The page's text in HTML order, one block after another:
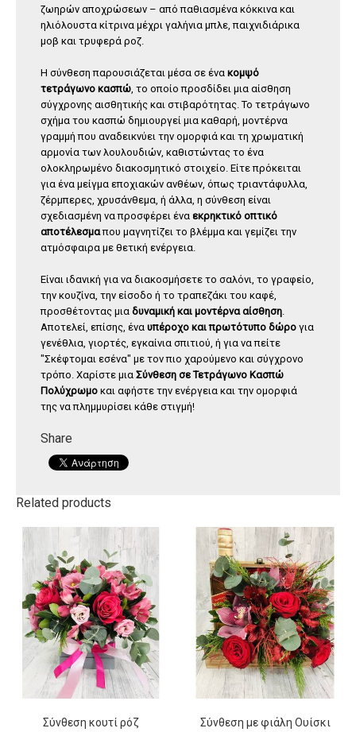
ζωηρών αποχρώσεων – από παθιασμένα κόκκινα και
ηλιόλουστα κίτρινα μέχρι γαλήνια μπλε, παιχνιδιάρικα
μοβ και τρυφερά ροζ.
Η σύνθεση παρουσιάζεται μέσα σε ένα κομψό
τετράγωνο κασπώ, το οποίο προσδίδει μια αίσθηση
σύγχρονης αισθητικής και στιβαρότητας. Το τετράγωνο
σχήμα του κασπώ δημιουργεί μια καθαρή, μοντέρνα
γραμμή που αναδεικνύει την ομορφιά και τη χρωματική
αρμονία των λουλουδιών, καθιστώντας το ένα
ολοκληρωμένο διακοσμητικό στοιχείο. Είτε πρόκειται
για ένα μείγμα εποχιακών ανθέων, όπως τριαντάφυλλα,
ζέρμπερες, χρυσάνθεμα, ή άλλα, η σύνθεση είναι
σχεδιασμένη να προσφέρει ένα εκρηκτικό οπτικό
αποτέλεσμαπου μαγνητίζει το βλέμμα και γεμίζει την
ατμόσφαιρα με θετική ενέργεια.
Είναι ιδανική για να διακοσμήσετε το σαλόνι, το γραφείο,
την κουζίνα, την είσοδο ή το τραπεζάκι του καφέ,
προσθέτοντας μια δυναμική και μοντέρνα αίσθηση.
Αποτελεί, επίσης, ένα υπέροχο και πρωτότυπο δώρο για
γενέθλια, γιορτές, εγκαίνια σπιτιού, ή για να πείτε
"Σκέφτομαι εσένα" με τον πιο χαρούμενο και σύγχρονο
τρόπο. Χαρίστε μια Σύνθεση σε Τετράγωνο Κασπώ
Πολύχρωμο και αφήστε την ενέργεια και την ομορφιά
της να πλημμυρίσει κάθε στιγμή!
Share
Related products
Σύνθεση κουτί ρόζ Σύνθεση με φιάλη Ουίσκι